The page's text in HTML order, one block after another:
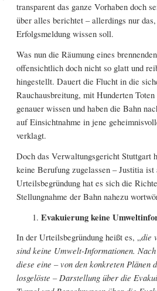
transparent das ganze Vorhaben doch
über alles berichtet – allerdings nur
Erfolgsmeldung wissen soll.
Was nun die Räumung eines
offensichtlich doch nicht so glatt und
hingestellt. Dauert die Flucht in die
Rauchausbreitung, mit Hunderten
genauer wissen und haben die Bahn
auf Einsichtnahme in jene
verklagt.
Doch das Verwaltungsgericht Stuttgart
keine Berufung zugelassen – Justitia
Urteilsbegründung hat es sich die
Stellungnahme der Bahn nahezu
Evakuierung keine
In der Urteilsbegründung heißt es, „die
sind keine Umwelt-Informationen.
diese eine – von den konkreten Plänen
losgelöste – Darstellung über die